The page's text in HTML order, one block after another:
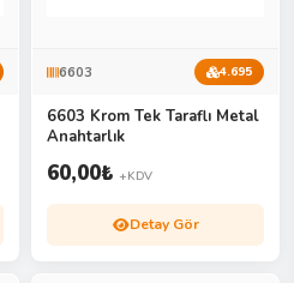
6603 4.695
6603 Krom Tek Taraflı Metal
Anahtarlık
60,00₺ +KDV
Detay Gör